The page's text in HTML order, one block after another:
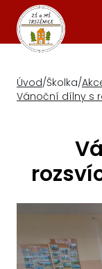
Úvod/Školka/
Vánoční dílny s